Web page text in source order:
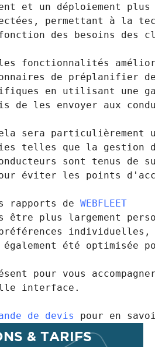
et un déploiement
permettant à la
des besoins des
fonctionnalités
de préplanifier
en utilisant une
de les envoyer aux
cela sera
telles que la gestion
sont tenus
éviter les points
rapports de WEBFLEET
être plus largement
été optimisée
pour vous
interface.
de devis pour en
& TARIFS